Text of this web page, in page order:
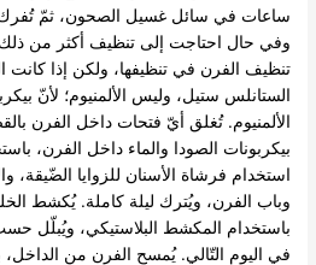
ساعات في سائل غسيل الصحون، ثمّ
وفي حال احتاجت إلى تنظيف أكثر من
تنظيف الفرن في تنظيفها، ولكن إذا
الستانلس ستيل، وليس الألمنيوم؛ لأنّ
الألمنيوم. تُغلق أيّ فتحات داخل الفرن
بيكربونات الصودا والماء داخل الفرن،
استخدام فرشاة الأسنان للزوايا الضّيقة،
وباب الفرن، ويُترك ليلة كاملة. يُكشط
باستخدام المكشط البلاستيكي، ويُبلّل
في اليوم التّالي. يُمسح الفرن من